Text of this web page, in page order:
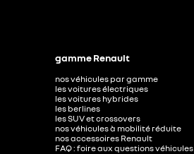
gamme Renault
nos véhicules par gamme
les voitures électriques
les voitures hybrides
les berlines
les SUV et crossovers
nos véhicules à mobilité réduite
nos accessoires Renault​
FAQ : foire aux questions véhicules